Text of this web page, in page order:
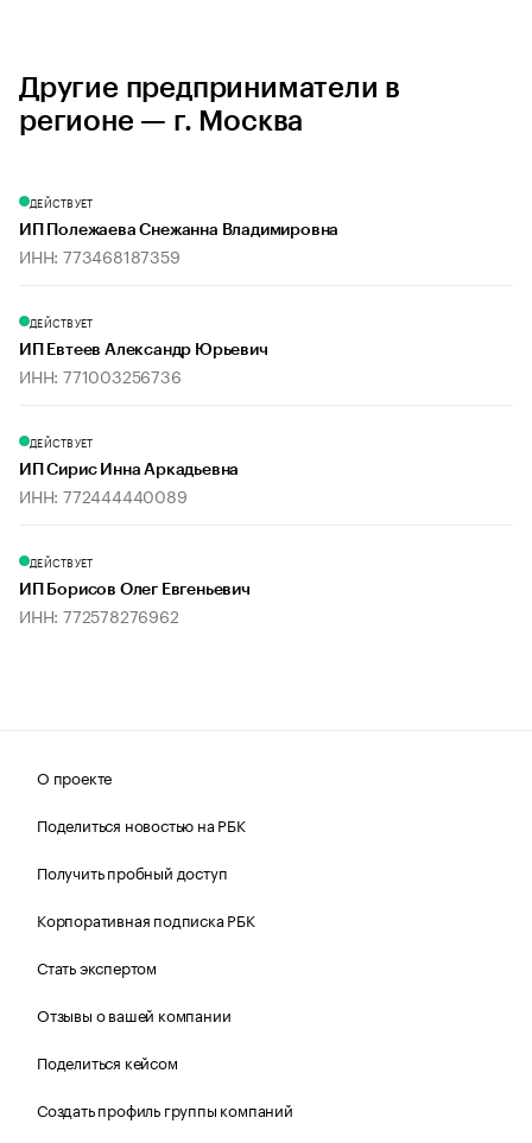
Другие предприниматели в
регионе — г. Москва
ДЕЙСТВУЕТ
ИП Полежаева Снежанна Владимировна
ИНН: 773468187359
ДЕЙСТВУЕТ
ИП Евтеев Александр Юрьевич
ИНН: 771003256736
ДЕЙСТВУЕТ
ИП Сирис Инна Аркадьевна
ИНН: 772444440089
ДЕЙСТВУЕТ
ИП Борисов Олег Евгеньевич
ИНН: 772578276962
О проекте
Поделиться новостью на РБК
Получить пробный доступ
Корпоративная подписка РБК
Стать экспертом
Отзывы о вашей компании
Поделиться кейсом
Создать профиль группы компаний